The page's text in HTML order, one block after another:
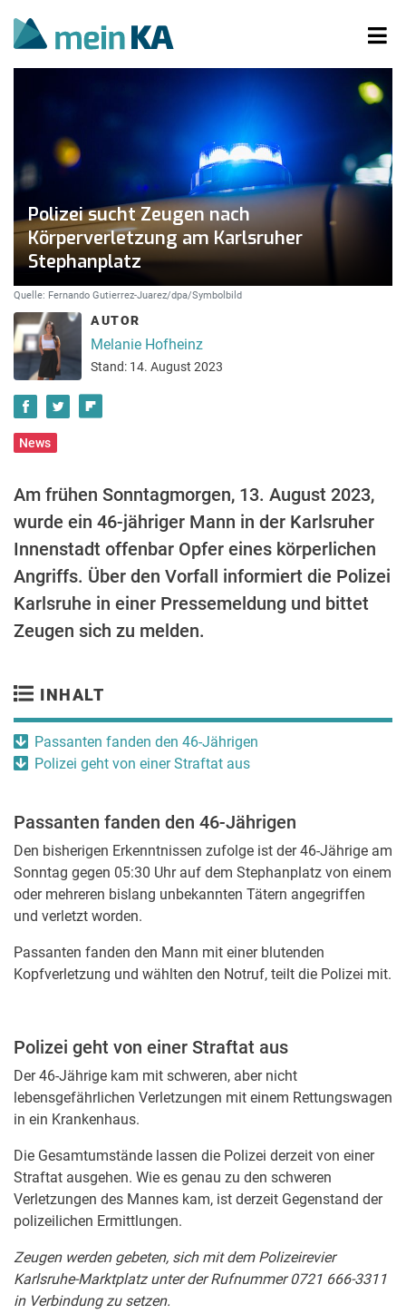
Polizei sucht Zeugen nach
Körperverletzung am Karlsruher
Stephanplatz
Quelle: Fernando Gutierrez-Juarez/dpa/Symbolbild
AUTOR
Melanie Hofheinz
Stand: 14. August 2023
News
Am frühen Sonntagmorgen, 13. August 2023,
wurde ein 46-jähriger Mann in der Karlsruher
Innenstadt offenbar Opfer eines körperlichen
Angriffs. Über den Vorfall informiert die Polizei
Karlsruhe in einer Pressemeldung und bittet
Zeugen sich zu melden.
INHALT
Passanten fanden den 46-Jährigen
Polizei geht von einer Straftat aus
Passanten fanden den 46-Jährigen
Den bisherigen Erkenntnissen zufolge ist der 46-Jährige am
Sonntag gegen 05:30 Uhr auf dem Stephanplatz von einem
oder mehreren bislang unbekannten Tätern angegriffen
und verletzt worden.
Passanten fanden den Mann mit einer blutenden
Kopfverletzung und wählten den Notruf, teilt die Polizei mit.
Polizei geht von einer Straftat aus
Der 46-Jährige kam mit schweren, aber nicht
lebensgefährlichen Verletzungen mit einem Rettungswagen
in ein Krankenhaus.
Die Gesamtumstände lassen die Polizei derzeit von einer
Straftat ausgehen. Wie es genau zu den schweren
Verletzungen des Mannes kam, ist derzeit Gegenstand der
polizeilichen Ermittlungen.
Zeugen werden gebeten, sich mit dem Polizeirevier
Karlsruhe-Marktplatz unter der Rufnummer 0721 666-3311
in Verbindung zu setzen.